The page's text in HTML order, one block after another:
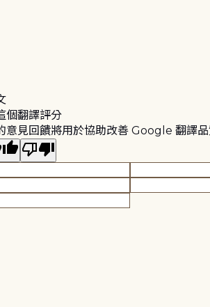
個翻譯評分
意見回饋將用於協助改善 Google 翻譯品